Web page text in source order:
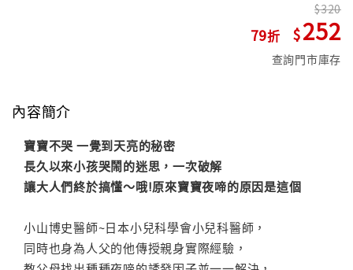
79
320
252
查詢門市庫存
內容簡介
寶寶不哭 一覺到天亮的秘密
長久以來小孩哭鬧的迷思，一次破解
讓大人們終於搞懂～哦!原來寶寶夜啼的原因是這個
小山博史醫師~日本小兒科學會小兒科醫師，
同時也身為人父的他傳授親身實際經驗，